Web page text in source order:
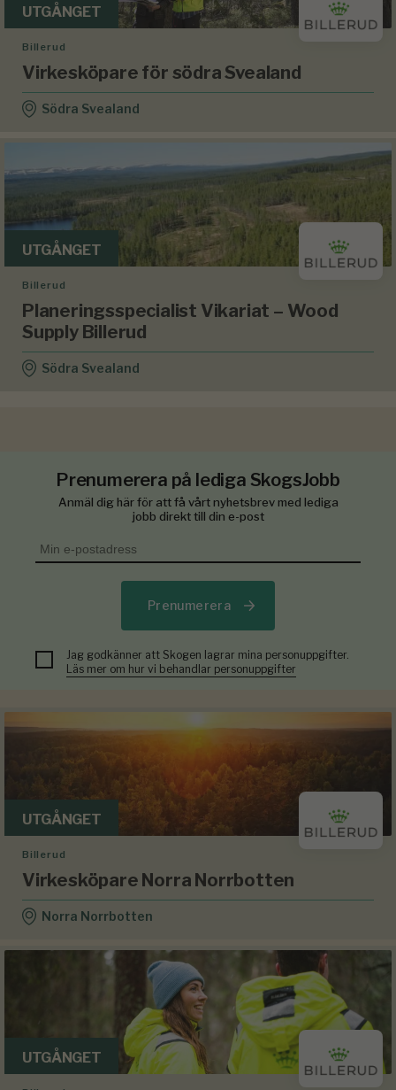
UTGÅNGET
Billerud
Virkesköpare för södra Svealand
Södra Svealand
UTGÅNGET
Billerud
Planeringsspecialist Vikariat – Wood
Supply Billerud
Södra Svealand
Prenumerera på lediga SkogsJobb
Anmäl dig här för att få vårt nyhetsbrev med lediga
jobb direkt till din e-post
Prenumerera
Jag godkänner att Skogen lagrar mina personuppgifter.
Läs mer om hur vi behandlar personuppgifter
UTGÅNGET
Billerud
Virkesköpare Norra Norrbotten
Norra Norrbotten
UTGÅNGET